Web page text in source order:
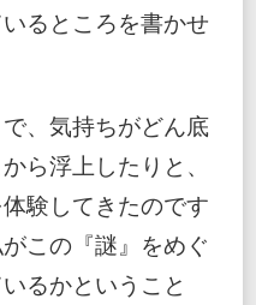
るところを書かせ
、気持ちがどん底
ら浮上したりと、
験してきたのです
この『謎』をめぐ
るかということ